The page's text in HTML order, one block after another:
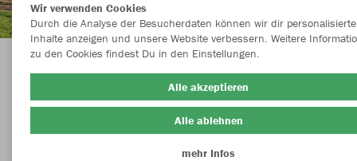
Herzlich Willkommen im Teamshop TSG
Borchen
Wir verwenden Cookies
Durch die Analyse der Besucherdaten können wir dir personalisierte
Inhalte anzeigen und unsere Website verbessern. Weitere
zu den Cookies findest Du in den Einstellungen.
Alle akzeptieren
Alle ablehnen
mehr Infos